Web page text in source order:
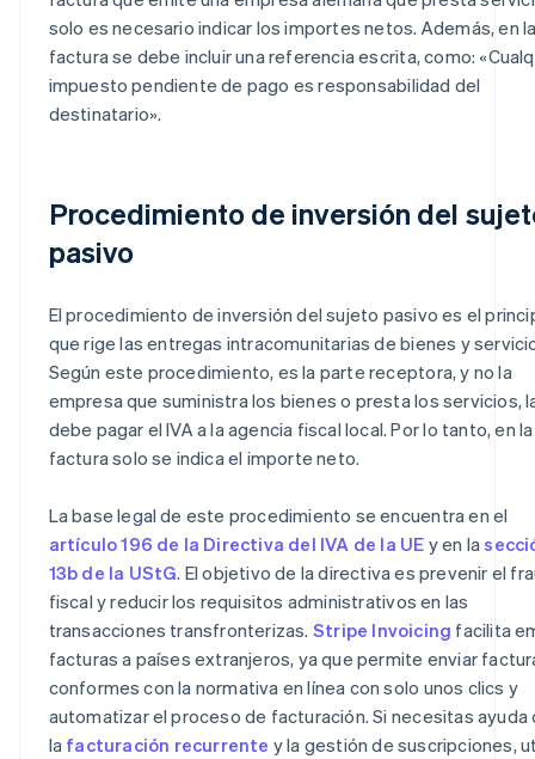
solo es necesario indicar los importes netos. Además, en
factura se debe incluir una referencia escrita, como:
impuesto pendiente de pago es responsabilidad del
destinatario».
Procedimiento de inversión del
pasivo
El procedimiento de inversión del sujeto pasivo es el
que rige las entregas intracomunitarias de bienes y
Según este procedimiento, es la parte receptora, y no la
empresa que suministra los bienes o presta los servicios,
debe pagar el IVA a la agencia fiscal local. Por lo tanto, en la
factura solo se indica el importe neto.
La base legal de este procedimiento se encuentra en el
artículo 196 de la Directiva del IVA de la UE y en la
13b de la UStG. El objetivo de la directiva es prevenir el
fiscal y reducir los requisitos administrativos en las
transacciones transfronterizas. Stripe Invoicing facilita
facturas a países extranjeros, ya que permite enviar
conformes con la normativa en línea con solo unos clics y
automatizar el proceso de facturación. Si necesitas ayuda
la facturación recurrente y la gestión de suscripciones,